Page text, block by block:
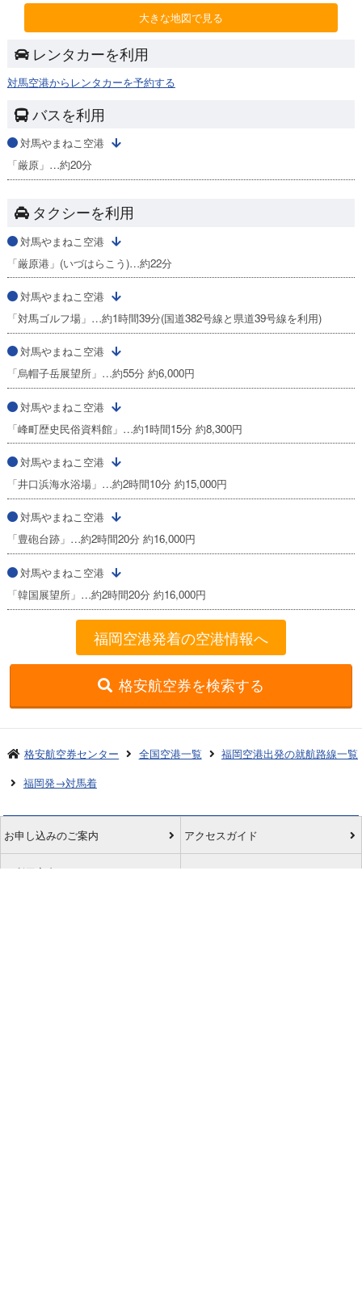
大きな地図で見る
レンタカーを利用
対馬空港からレンタカーを予約する
バスを利用
対馬やまねこ空港
「厳原」…約20分
タクシーを利用
対馬やまねこ空港
「厳原港」(いづはらこう)…約22分
対馬やまねこ空港
「対馬ゴルフ場」…約1時間39分(国道382号線と県道39号線を利用)
対馬やまねこ空港
「烏帽子岳展望所」…約55分 約6,000円
対馬やまねこ空港
「峰町歴史民俗資料館」…約1時間15分 約8,300円
対馬やまねこ空港
「井口浜海水浴場」…約2時間10分 約15,000円
対馬やまねこ空港
「豊砲台跡」…約2時間20分 約16,000円
対馬やまねこ空港
「韓国展望所」…約2時間20分 約16,000円
福岡空港発着の空港情報へ
格安航空券を検索する
格安航空券センター 全国空港一覧
福岡空港出発の就航路線一覧
福岡発→対馬着
お申し込みのご案内 アクセスガイド
ご利用案内